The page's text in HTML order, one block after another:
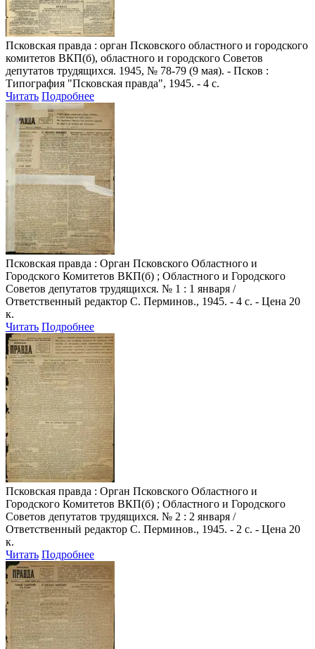
Псковская правда : орган Псковского областного и городского
комитетов ВКП(б), областного и городского Советов
депутатов трудящихся. 1945, № 78-79 (9 мая). - Псков :
Типография "Псковская правда", 1945. - 4 с.
Читать Подробнее
Псковская правда : Орган Псковского Областного и
Городского Комитетов ВКП(б) ; Областного и Городского
Советов депутатов трудящихся. № 1 : 1 января /
Ответственный редактор С. Перминов., 1945. - 4 с. - Цена 20
к.
Читать Подробнее
Псковская правда : Орган Псковского Областного и
Городского Комитетов ВКП(б) ; Областного и Городского
Советов депутатов трудящихся. № 2 : 2 января /
Ответственный редактор С. Перминов., 1945. - 2 с. - Цена 20
к.
Читать Подробнее